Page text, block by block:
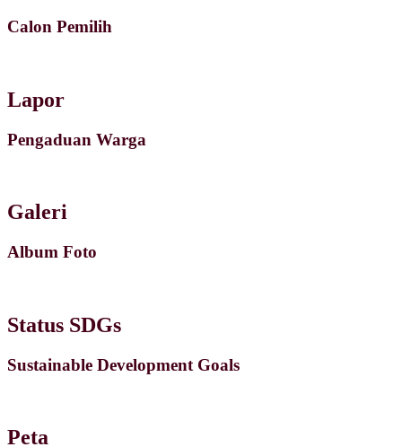
Calon Pemilih
Lapor
Pengaduan Warga
Galeri
Album Foto
Status SDGs
Sustainable Development Goals
Peta